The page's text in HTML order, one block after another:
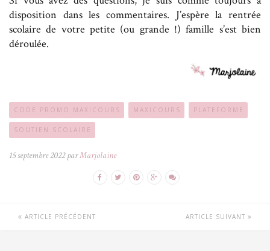
disposition dans les commentaires. J’espère la rentrée
scolaire de votre petite (ou grande !) famille s’est bien
déroulée.
CODE PROMO MAXICOURS MAXICOURS PLATEFORME
SOUTIEN SCOLAIRE
15 septembre 2022 parMarjolaine
ARTICLE PRÉCÉDENT ARTICLE SUIVANT